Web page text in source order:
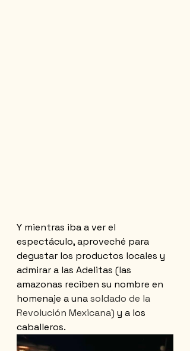
Y mientras iba a ver el
espectáculo, aproveché para
degustar los productos locales y
admirar a las Adelitas (las
amazonas reciben su nombre en
homenaje a una soldado de la
Revolución Mexicana) y a los
caballeros.